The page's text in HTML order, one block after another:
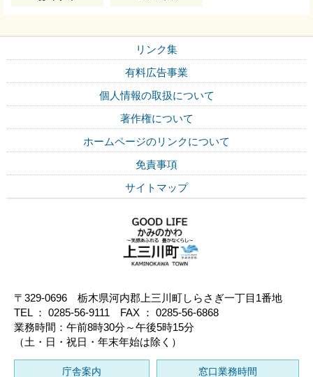
リンク集
有料広告事業
個人情報の取扱について
著作権について
ホームページのリンクについて
免責事項
サイトマップ
〒329-0696 栃木県河内郡上三川町しらさぎ一丁目1番地
TEL ： 0285-56-9111 FAX ： 0285-56-6868
業務時間：午前8時30分～午後5時15分
（土・日・祝日・年末年始は除く）
庁舎案内 窓口業務時間